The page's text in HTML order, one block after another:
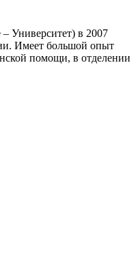
Университет) в 2007
Имеет большой опыт
помощи, в отделении